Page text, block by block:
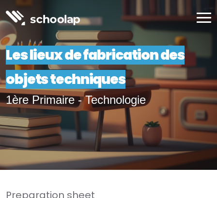
Les lieux de fabrication des
objets techniques
1ère Primaire - Technologie
Preparation sheet